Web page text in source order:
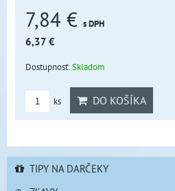
7,84 € s DPH
6,37 €
Dostupnosť:Skladom
ks DO KOŠÍKA
TIPY NA DARČEKY